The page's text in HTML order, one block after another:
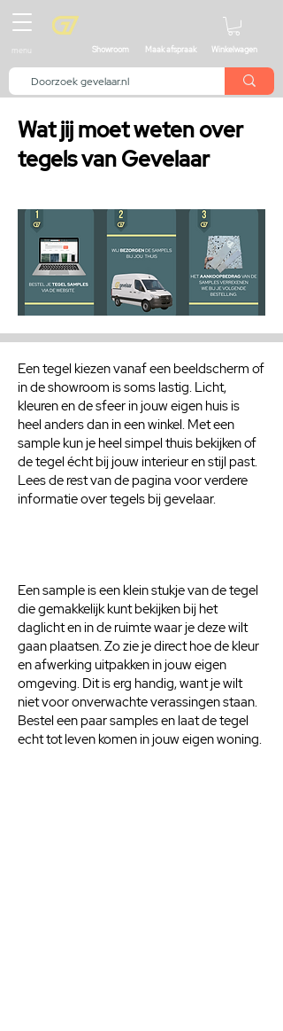
menu Showroom Maak afspraak Winkelwagen
Wat jij moet weten over
tegels van Gevelaar
Een tegel kiezen vanaf een beeldscherm of
in de showroom is soms lastig. Licht,
kleuren en de sfeer in jouw eigen huis is
heel anders dan in een winkel. Met een
sample kun je heel simpel thuis bekijken of
de tegel écht bij jouw interieur en stijl past.
Lees de rest van de pagina voor verdere
informatie over tegels bij gevelaar.
Een sample is een klein stukje van de tegel
die gemakkelijk kunt bekijken bij het
daglicht en in de ruimte waar je deze wilt
gaan plaatsen. Zo zie je direct hoe de kleur
en afwerking uitpakken in jouw eigen
omgeving. Dit is erg handig, want je wilt
niet voor onverwachte verassingen staan.
Bestel een paar samples en laat de tegel
echt tot leven komen in jouw eigen woning.